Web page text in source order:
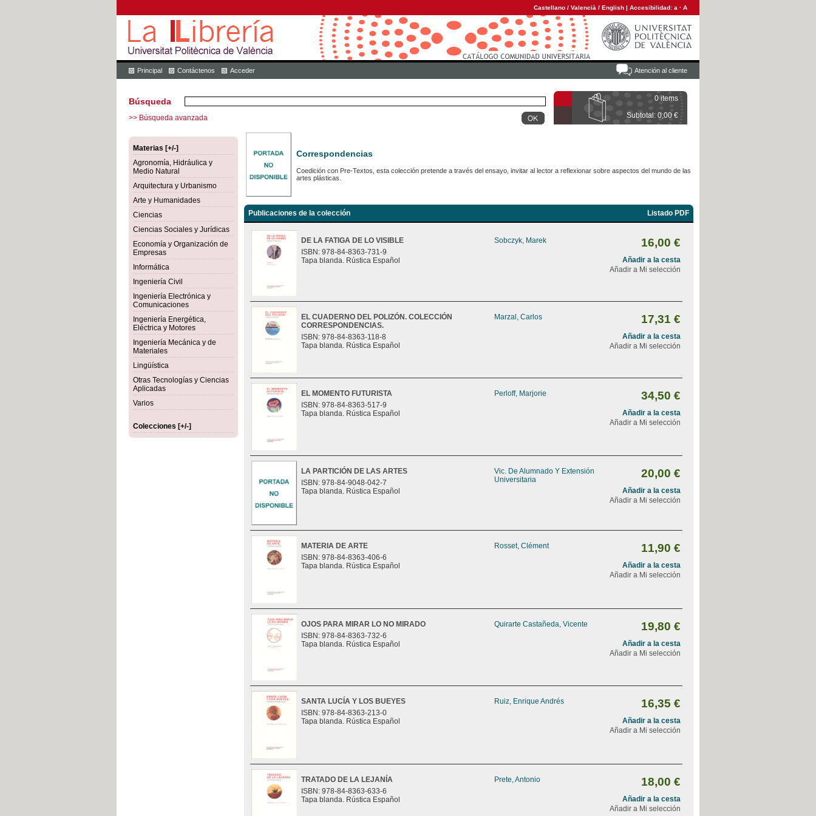
Castellano / Valencià / English | Accesibilidad: a · A
Atención al cliente
Principal Contáctenos Acceder
0 items
Subtotal: 0,00 €
Búsqueda
>> Búsqueda avanzada
Materias [+/-]
Agronomía, Hidráulica y
Medio Natural
Arquitectura y Urbanismo
Arte y Humanidades
Ciencias
Ciencias Sociales y Jurídicas
Economía y Organización de
Empresas
Informática
Ingeniería Civil
Ingeniería Electrónica y
Comunicaciones
Ingeniería Energética,
Eléctrica y Motores
Ingeniería Mecánica y de
Materiales
Lingüística
Otras Tecnologías y Ciencias
Aplicadas
Varios
Colecciones [+/-]
Correspondencias
Coedición con Pre-Textos, esta colección pretende a través del ensayo, invitar al lector a reflexionar sobre aspectos del mundo de las
artes plásticas.
Publicaciones de la colección Listado PDF
DE LA FATIGA DE LO VISIBLE
ISBN: 978-84-8363-731-9
Tapa blanda. Rústica Español
Sobczyk, Marek 16,00 €
Añadir a la cesta
Añadir a Mi selección
EL CUADERNO DEL POLIZÓN. COLECCIÓN
CORRESPONDENCIAS.
ISBN: 978-84-8363-118-8
Tapa blanda. Rústica Español
Marzal, Carlos 17,31 €
Añadir a la cesta
Añadir a Mi selección
EL MOMENTO FUTURISTA
ISBN: 978-84-8363-517-9
Tapa blanda. Rústica Español
Perloff, Marjorie 34,50 €
Añadir a la cesta
Añadir a Mi selección
LA PARTICIÓN DE LAS ARTES
ISBN: 978-84-9048-042-7
Tapa blanda. Rústica Español
Vic. De Alumnado Y Extensión
Universitaria
20,00 €
Añadir a la cesta
Añadir a Mi selección
MATERIA DE ARTE
ISBN: 978-84-8363-406-6
Tapa blanda. Rústica Español
Rosset, Clément 11,90 €
Añadir a la cesta
Añadir a Mi selección
OJOS PARA MIRAR LO NO MIRADO
ISBN: 978-84-8363-732-6
Tapa blanda. Rústica Español
Quirarte Castañeda, Vicente 19,80 €
Añadir a la cesta
Añadir a Mi selección
SANTA LUCÍA Y LOS BUEYES
ISBN: 978-84-8363-213-0
Tapa blanda. Rústica Español
Ruiz, Enrique Andrés 16,35 €
Añadir a la cesta
Añadir a Mi selección
TRATADO DE LA LEJANÍA
ISBN: 978-84-8363-633-6
Tapa blanda. Rústica Español
Prete, Antonio 18,00 €
Añadir a la cesta
Añadir a Mi selección